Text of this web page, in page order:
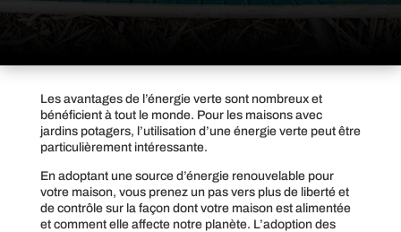
Les avantages de l’énergie verte sont nombreux et
bénéficient à tout le monde. Pour les maisons avec
jardins potagers, l’utilisation d’une énergie verte peut être
particulièrement intéressante.
En adoptant une source d’énergie renouvelable pour
votre maison, vous prenez un pas vers plus de liberté et
de contrôle sur la façon dont votre maison est alimentée
et comment elle affecte notre planète. L’adoption des